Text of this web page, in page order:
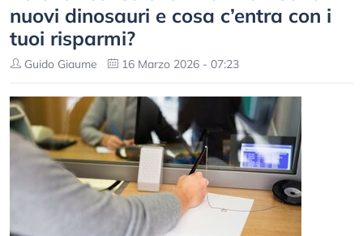
nuovi dinosauri e cosa c’entra con i
tuoi risparmi?
Guido Giaume 16 Marzo 2026 - 07:23